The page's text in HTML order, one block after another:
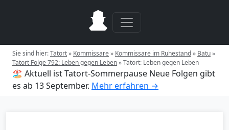
Sie sind hier:Tatort» Kommissare» Kommissare im Ruhestand» Batu»
Tatort Folge 792: Leben gegen Leben»Tatort: Leben gegen Leben
🏖️ Aktuell ist Tatort-Sommerpause Neue Folgen gibt
es ab 13 September. Mehr erfahren →